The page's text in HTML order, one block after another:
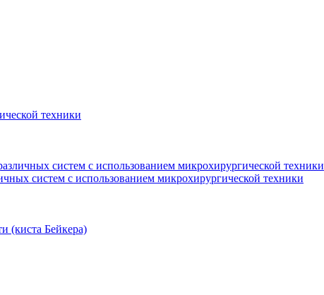
техники
систем с использованием микрохирургической техники
систем с использованием микрохирургической техники
(киста Бейкера)